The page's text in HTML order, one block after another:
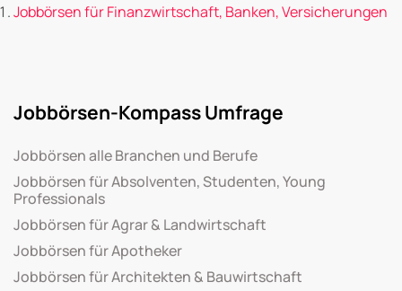
Jobbörsen für Finanzwirtschaft, Banken, Versicherungen
Jobbörsen-Kompass Umfrage
Jobbörsen alle Branchen und Berufe
Jobbörsen für Absolventen, Studenten, Young
Professionals
Jobbörsen für Agrar & Landwirtschaft
Jobbörsen für Apotheker
Jobbörsen für Architekten & Bauwirtschaft